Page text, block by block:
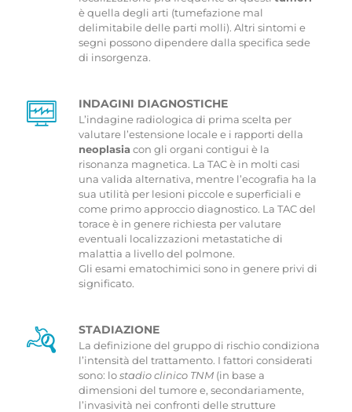
è quella degli arti (tumefazione mal
delimitabile delle parti molli). Altri sintomi e
segni possono dipendere dalla specifica sede
di insorgenza.
INDAGINI DIAGNOSTICHE
L’indagine radiologica di prima scelta per
valutare l’estensione locale e i rapporti della
neoplasia con gli organi contigui è la
risonanza magnetica. La TAC è in molti casi
una valida alternativa, mentre l’ecografia ha la
sua utilità per lesioni piccole e superficiali e
come primo approccio diagnostico. La TAC del
torace è in genere richiesta per valutare
eventuali localizzazioni metastatiche di
malattia a livello del polmone.
Gli esami ematochimici sono in genere privi di
significato.
STADIAZIONE
La definizione del gruppo di rischio condiziona
l’intensità del trattamento. I fattori considerati
sono: lostadio clinico TNM (in base a
dimensioni del tumore e, secondariamente,
l’invasività nei confronti delle strutture